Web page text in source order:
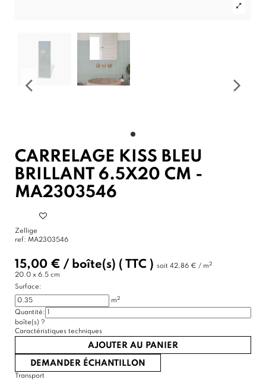
CARRELAGE KISS BLEU
BRILLANT 6.5X20 CM -
MA2303546
Zellige
ref: MA2303546
15,00 € / boîte(s) ( TTC ) soit 42,86 € / m2
20.0 x 6.5 cm
Surface:
m2
Quantité:
boîte(s) ?
Caractéristiques techniques
AJOUTER AU PANIER
DEMANDER ÉCHANTILLON
Transport